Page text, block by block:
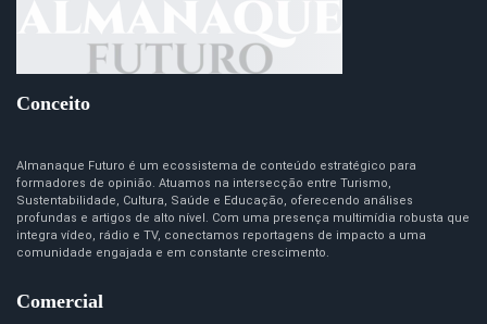
Conceito
Almanaque Futuro é um ecossistema de conteúdo estratégico para
formadores de opinião. Atuamos na intersecção entre Turismo,
Sustentabilidade, Cultura, Saúde e Educação, oferecendo análises
profundas e artigos de alto nível. Com uma presença multimídia robusta que
integra vídeo, rádio e TV, conectamos reportagens de impacto a uma
comunidade engajada e em constante crescimento.
Comercial